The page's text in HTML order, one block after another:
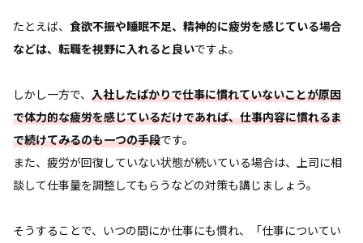
たとえば、 食欲不振や睡眠不足、精神的に疲労を感じている場合
などは、転職を視野に入れると良いですよ。
しかし一方で、 入社したばかりで仕事に慣れていないことが原因
で体力的な疲労を感じているだけであれば、仕事内容に慣れるま
で続けてみるのも一つの手段です。
また、疲労が回復していない状態が続いている場合は、上司に相
談して仕事量を調整してもらうなどの対策も講じましょう。
そうすることで、いつの間にか仕事にも慣れ、「仕事についてい